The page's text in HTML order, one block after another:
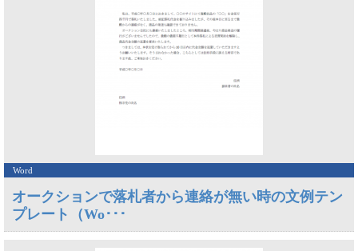
Word
オークションで落札者から連絡が無い時の文例テン
プレート（Wo･･･